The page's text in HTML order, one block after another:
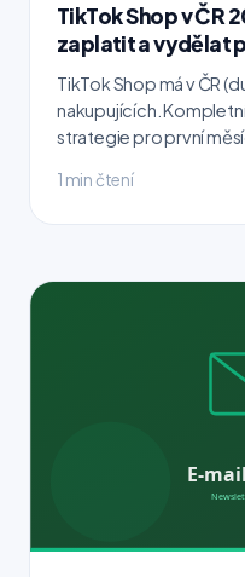
TikTok Shop v ČR
zaplatit a vydělat
TikTok Shop má v ČR
nakupujících.
strategie pro první
1 min čtení